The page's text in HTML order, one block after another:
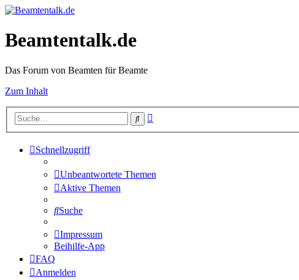
Beamtentalk.de
Das Forum von Beamten für Beamte
Zum Inhalt
Suche
Schnellzugriff
Unbeantwortete Themen
Aktive Themen
Suche
Impressum
Beihilfe-App
FAQ
Anmelden